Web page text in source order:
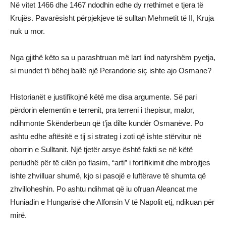
Në vitet 1466 dhe 1467 ndodhin edhe dy rrethimet e tjera të
Krujës. Pavarësisht përpjekjeve të sulltan Mehmetit të II, Kruja
nuk u mor.
Nga gjithë këto sa u parashtruan më lart lind natyrshëm pyetja,
si mundet t’i bëhej ballë një Perandorie siç ishte ajo Osmane?
Historianët e justifikojnë këtë me disa argumente. Së pari
përdorin elementin e terrenit, pra terreni i thepisur, malor,
ndihmonte Skënderbeun që t’ja dilte kundër Osmanëve. Po
ashtu edhe aftësitë e tij si strateg i zoti që ishte stërvitur në
oborrin e Sulltanit. Një tjetër arsye është fakti se në këtë
periudhë për të cilën po flasim, “arti” i fortifikimit dhe mbrojtjes
ishte zhvilluar shumë, kjo si pasojë e luftërave të shumta që
zhvilloheshin. Po ashtu ndihmat që iu ofruan Aleancat me
Huniadin e Hungarisë dhe Alfonsin V të Napolit etj, ndikuan për
mirë.